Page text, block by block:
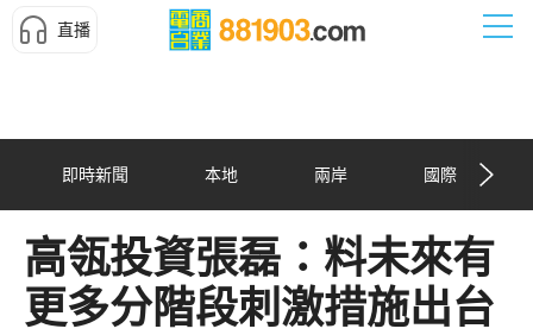
直播
即時新聞 本地 兩岸 國際
高瓴投資張磊：料未來有
更多分階段刺激措施出台